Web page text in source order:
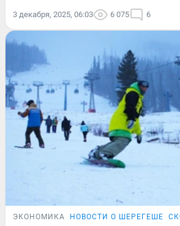
3 декабря, 2025, 06:03 6 075 6
ЭКОНОМИКА НОВОСТИ О ШЕРЕГЕШЕ